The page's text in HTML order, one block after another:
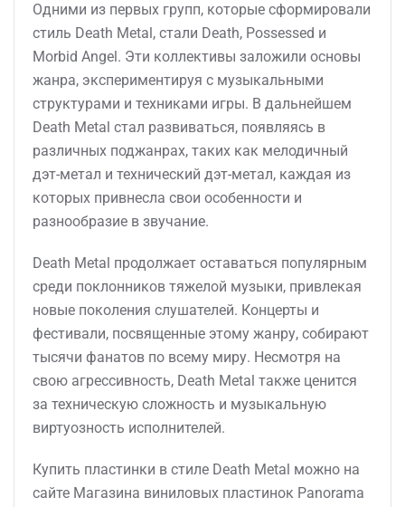
Одними из первых групп, которые сформировали
стиль Death Metal, стали Death, Possessed и
Morbid Angel. Эти коллективы заложили основы
жанра, экспериментируя с музыкальными
структурами и техниками игры. В дальнейшем
Death Metal стал развиваться, появляясь в
различных поджанрах, таких как мелодичный
дэт-метал и технический дэт-метал, каждая из
которых привнесла свои особенности и
разнообразие в звучание.
Death Metal продолжает оставаться популярным
среди поклонников тяжелой музыки, привлекая
новые поколения слушателей. Концерты и
фестивали, посвященные этому жанру, собирают
тысячи фанатов по всему миру. Несмотря на
свою агрессивность, Death Metal также ценится
за техническую сложность и музыкальную
виртуозность исполнителей.
Купить пластинки в стиле Death Metal можно на
сайте Магазина виниловых пластинок Panorama